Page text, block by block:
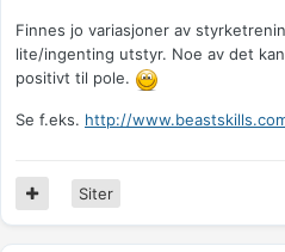
Finnes jo variasjoner av
lite/ingenting utstyr. Noe av det
positivt til pole.
Se f.eks. http://
Siter